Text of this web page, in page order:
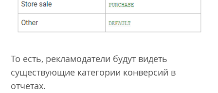
То есть, рекламодатели будут видеть
существующие категории конверсий в
отчетах.